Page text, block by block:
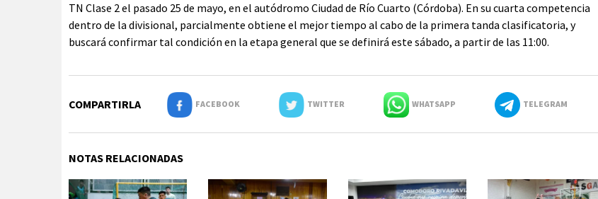
TN Clase 2 el pasado 25 de mayo, en el autódromo Ciudad de Río Cuarto (Córdoba). En su cuarta competencia
dentro de la divisional, parcialmente obtiene el mejor tiempo al cabo de la primera tanda clasificatoria, y
buscará confirmar tal condición en la etapa general que se definirá este sábado, a partir de las 11:00.
COMPARTIRLA FACEBOOK TWITTER WHATSAPP TELEGRAM
NOTAS RELACIONADAS